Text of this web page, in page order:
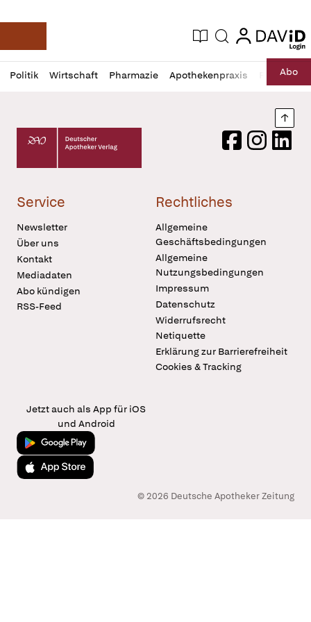
Deutsche Apotheker Zeitung
Aktuelle Ausgabe
Suche login
login
Politik Wirtschaft Pharmazie Apothekenpraxis RechtAbo
Profil
öffnen
Daz
Pur
Deutscher Apotheker Verlag Logo
FacebookInstagram
Service
Newsletter
Über uns
Kontakt
Mediadaten
Abo kündigen
RSS-Feed
Rechtliches
Allgemeine
Geschäftsbedingungen
Allgemeine
Nutzungsbedingungen
Impressum
Datenschutz
Widerrufsrecht
Netiquette
Erklärung zur Barrierefreiheit
Cookies & Tracking
Jetzt auch als App für iOS
und Android
Jetzt bei Google Play
Laden im App Store
© 2026 Deutsche Apotheker Zeitung